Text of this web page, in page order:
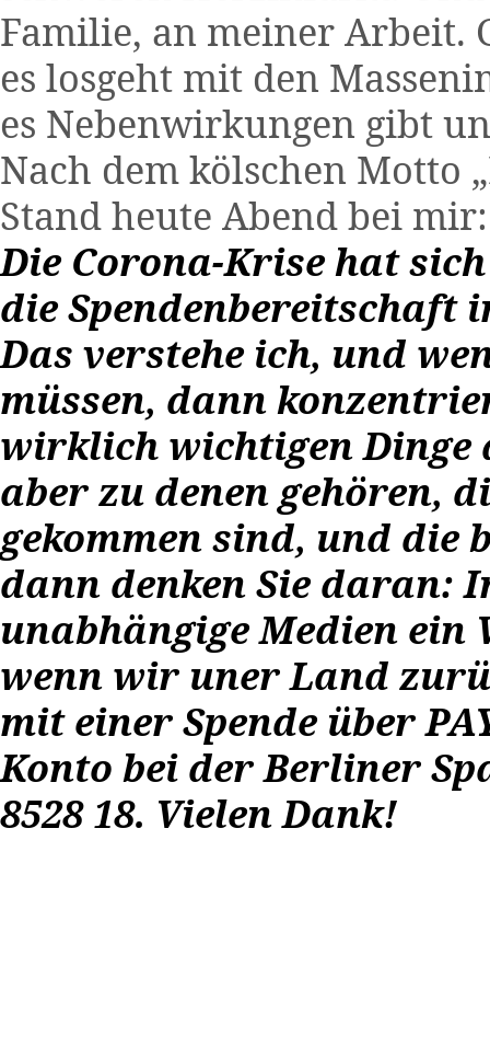
Familie, an meiner Arbeit.
es losgeht mit den
es Nebenwirkungen gibt
Nach dem kölschen Motto
Stand heute Abend bei
Die Corona-Krise hat
die Spendenbereitschaft
Das verstehe ich, und
müssen, dann
wirklich wichtigen Dinge
aber zu denen gehören,
gekommen sind, und die
dann denken Sie daran:
unabhängige Medien ein
wenn wir uner Land
mit einer Spende über
Konto bei der Berliner
8528 18. Vielen Dank!